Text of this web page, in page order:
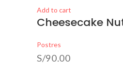
Add to cart
Cheesecake
Postres
S/90.00